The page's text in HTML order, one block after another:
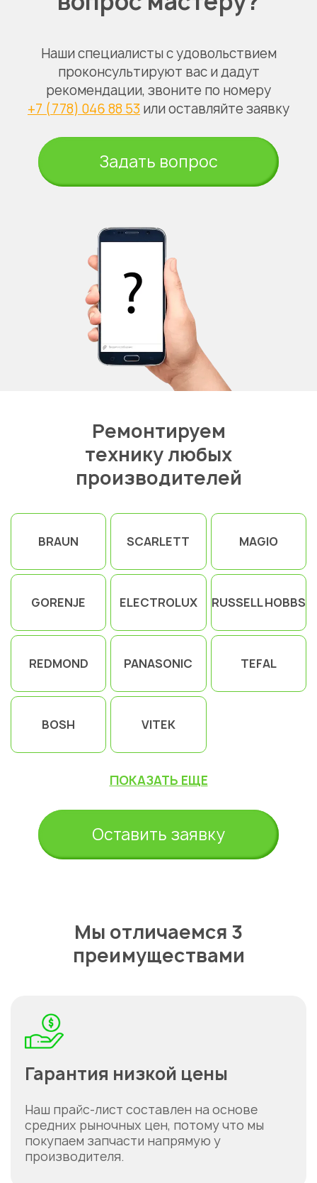
Наши специалисты с удовольствием
проконсультируют вас и дадут
рекомендации, звоните по номеру
+7 (778) 046 88 53 или оставляйте заявку
Задать вопрос
Ремонтируем
технику любых
производителей
BRAUN SCARLETT MAGIO
GORENJE ELECTROLUX RUSSELL HOBBS
REDMOND PANASONIC TEFAL
BOSH VITEK
ПОКАЗАТЬ ЕЩЕ
Оставить заявку
Мы отличаемся 3
преимуществами
Гарантия низкой цены
Наш прайс-лист составлен на основе
средних рыночных цен, потому что мы
покупаем запчасти напрямую у
производителя.